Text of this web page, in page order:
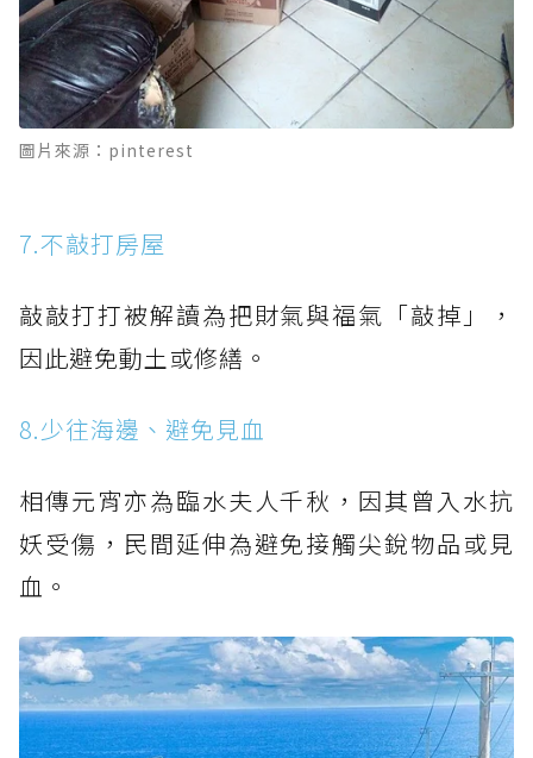
圖片來源：pinterest
7.不敲打房屋
敲敲打打被解讀為把財氣與福氣「敲掉」，
因此避免動土或修繕。
8.少往海邊、避免見血
相傳元宵亦為臨水夫人千秋，因其曾入水抗
妖受傷，民間延伸為避免接觸尖銳物品或見
血。